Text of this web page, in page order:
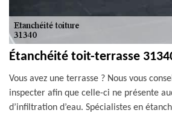
Étanchéité toit-terrasse
Vous avez une terrasse ? Nous vous
inspecter afin que celle-ci ne présente
d’infiltration d’eau. Spécialistes en